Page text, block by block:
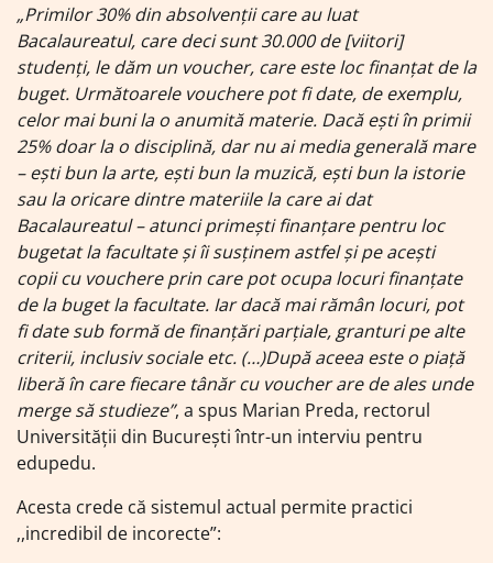
„Primilor 30% din absolvenții care au luat
Bacalaureatul, care deci sunt 30.000 de [viitori]
studenți, le dăm un voucher, care este loc finanțat de la
buget. Următoarele vouchere pot fi date, de exemplu,
celor mai buni la o anumită materie. Dacă ești în primii
25% doar la o disciplină, dar nu ai media generală mare
– ești bun la arte, ești bun la muzică, ești bun la istorie
sau la oricare dintre materiile la care ai dat
Bacalaureatul – atunci primești finanțare pentru loc
bugetat la facultate și îi susținem astfel și pe acești
copii cu vouchere prin care pot ocupa locuri finanțate
de la buget la facultate. Iar dacă mai rămân locuri, pot
fi date sub formă de finanțări parțiale, granturi pe alte
criterii, inclusiv sociale etc. (…)După aceea este o piață
liberă în care fiecare tânăr cu voucher are de ales unde
merge să studieze”, a spus Marian Preda, rectorul
Universității din București într-un interviu pentru
edupedu.
Acesta crede că sistemul actual permite practici
,,incredibil de incorecte”: